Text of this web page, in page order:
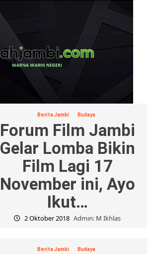
Berita Jambi Budaya
Forum Film Jambi
Gelar Lomba Bikin
Film Lagi 17
November ini, Ayo
Ikut…
2 Oktober 2018 Admin: M Ikhlas
Berita Jambi Budaya